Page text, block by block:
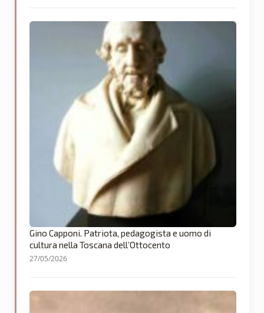
Gino Capponi. Patriota, pedagogista e uomo di
cultura nella Toscana dell’Ottocento
27/05/2026